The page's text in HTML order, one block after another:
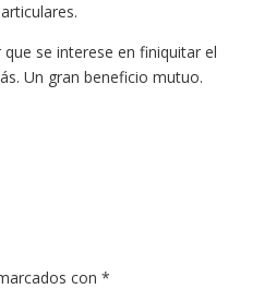
se interese en finiquitar el
Un gran beneficio mutuo.
con*